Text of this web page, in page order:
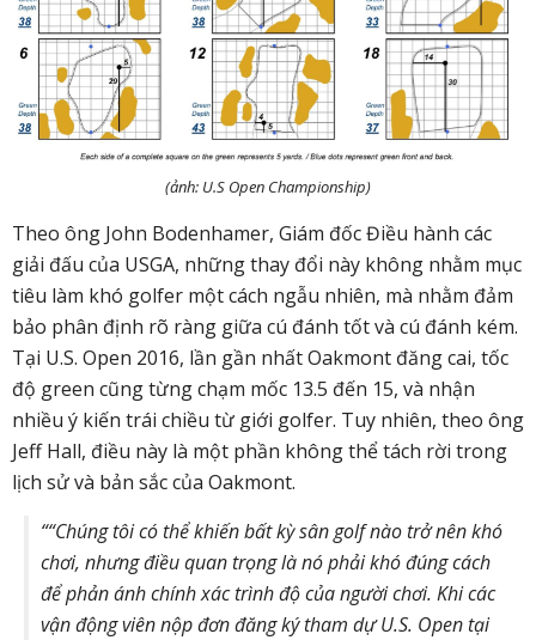
(ảnh: U.S Open Championship)
Theo ông John Bodenhamer, Giám đốc Điều hành các
giải đấu của USGA, những thay đổi này không nhằm mục
tiêu làm khó golfer một cách ngẫu nhiên, mà nhằm đảm
bảo phân định rõ ràng giữa cú đánh tốt và cú đánh kém.
Tại U.S. Open 2016, lần gần nhất Oakmont đăng cai, tốc
độ green cũng từng chạm mốc 13.5 đến 15, và nhận
nhiều ý kiến trái chiều từ giới golfer. Tuy nhiên, theo ông
Jeff Hall, điều này là một phần không thể tách rời trong
lịch sử và bản sắc của Oakmont.
““Chúng tôi có thể khiến bất kỳ sân golf nào trở nên khó
chơi, nhưng điều quan trọng là nó phải khó đúng cách
để phản ánh chính xác trình độ của người chơi. Khi các
vận động viên nộp đơn đăng ký tham dự U.S. Open tại